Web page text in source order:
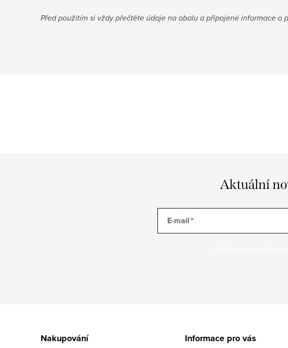
Před použitím si vždy přečtěte údaje na obalu a připojené informace o
Aktuální
E-mail
Nakupování Informace pro vás